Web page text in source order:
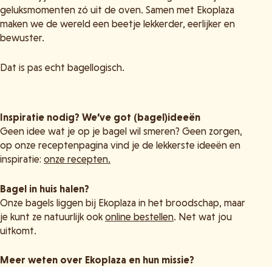
geluksmomenten zó uit de oven. Samen met Ekoplaza
maken we de wereld een beetje lekkerder, eerlijker en
bewuster.
Dat is pas echt bagellogisch.
Inspiratie nodig? We’ve got (bagel)ideeën
Geen idee wat je op je bagel wil smeren? Geen zorgen,
op onze receptenpagina vind je de lekkerste ideeën en
inspiratie: onze recepten.
Bagel in huis halen?
Onze bagels liggen bij Ekoplaza in het broodschap, maar
je kunt ze natuurlijk ook online bestellen. Net wat jou
uitkomt.
Meer weten over Ekoplaza en hun missie?